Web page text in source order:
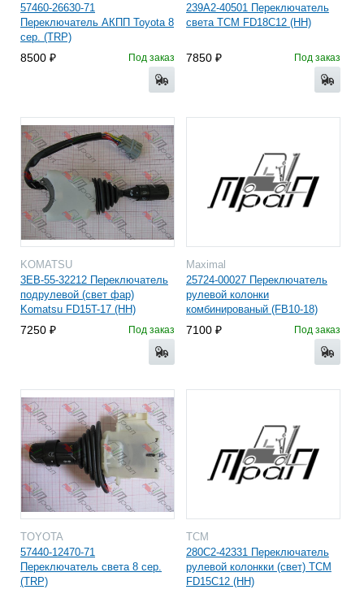
57460-26630-71
Переключатель АКПП Toyota 8
сер. (TRP)
8500 Под заказ
239A2-40501 Переключатель
света TCM FD18С12 (HH)
7850 Под заказ
KOMATSU
3EB-55-32212 Переключатель
подрулевой (свет фар)
Komatsu FD15T-17 (HH)
7250 Под заказ
Maximal
25724-00027 Переключатель
рулевой колонки
комбинированый (FB10-18)
7100 Под заказ
TOYOTA
57440-12470-71
Переключатель света 8 сер.
(TRP)
TCM
280C2-42331 Переключатель
рулевой колонкки (свет) TCM
FD15C12 (HH)